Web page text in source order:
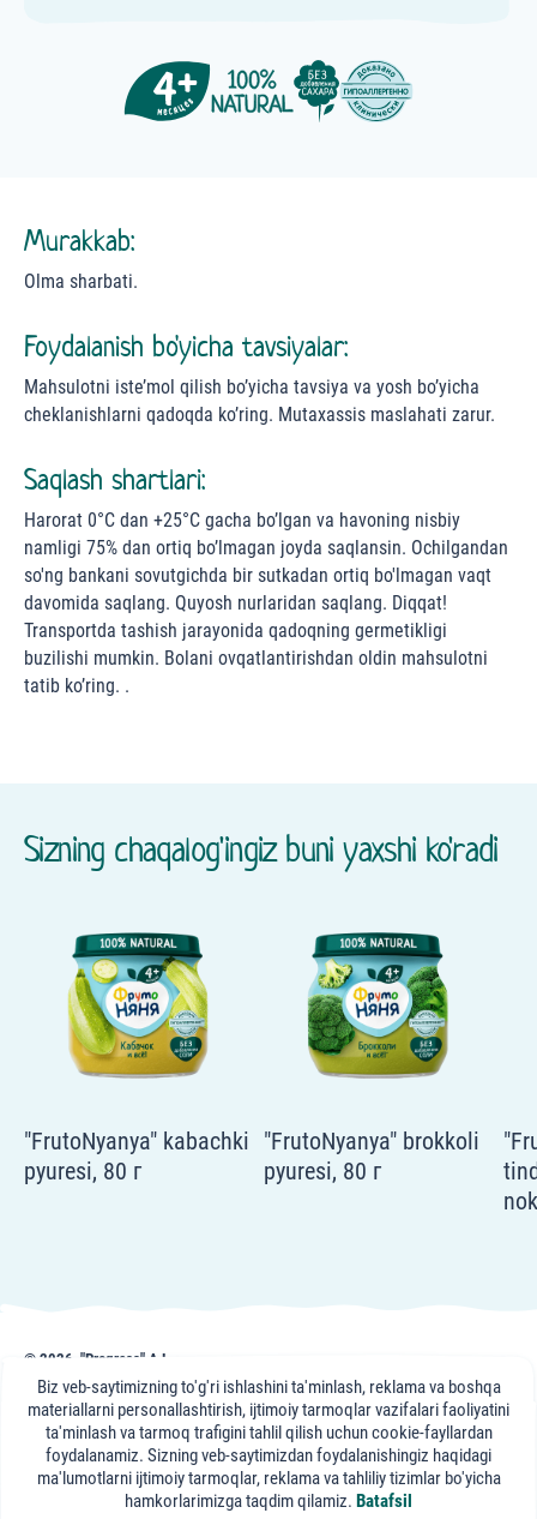
Murakkab:
Olma sharbati.
Foydalanish bo'yicha tavsiyalar:
Mahsulotni iste’mol qilish bo’yicha tavsiya va yosh bo’yicha
cheklanishlarni qadoqda ko’ring. Mutaxassis maslahati zarur.
Saqlash shartlari:
Harorat 0°С dan +25°С gacha bo’lgan va havoning nisbiy
namligi 75% dan ortiq bo’lmagan joyda saqlansin. Ochilgandan
so'ng bankani sovutgichda bir sutkadan ortiq bo'lmagan vaqt
davomida saqlang. Quyosh nurlaridan saqlang. Diqqat!
Transportda tashish jarayonida qadoqning germetikligi
buzilishi mumkin. Bolani ovqatlantirishdan oldin mahsulotni
tatib ko’ring. .
Sizning chaqalog'ingiz buni yaxshi ko'radi
"FrutoNyanya" kabachki
pyuresi, 80 г
"FrutoNyanya" brokkoli
pyuresi, 80 г
© 2026, "Progress" AJ
frutonyanya.uz sahifasidagi nashr, maslahat va videomateriallar axborot uchun
keltirilgan. Portal mutaxassislari maslahati axborot xususiyatiga ega bo'lib,
sizning davolovchi shifokoringizga tashrifning o'rnini bosa olmaydi.
"FrutoNyanya"
ijtimoiy tarmoqlarda:
Biz veb-saytimizning to'g'ri ishlashini ta'minlash, reklama va boshqa
materiallarni personallashtirish, ijtimoiy tarmoqlar vazifalari faoliyatini
ta'minlash va tarmoq trafigini tahlil qilish uchun cookie-fayllardan
foydalanamiz. Sizning veb-saytimizdan foydalanishingiz haqidagi
ma'lumotlarni ijtimoiy tarmoqlar, reklama va tahliliy tizimlar bo'yicha
hamkorlarimizga taqdim qilamiz. Batafsil